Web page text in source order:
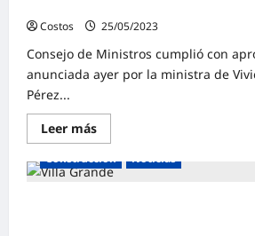
Costos
25/05/2023
Consejo de Ministros cumplió con
anunciada ayer por la ministra de
Pérez...
Leer más
Construcción Noticias